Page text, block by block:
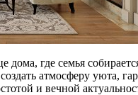
дома, где семья
атмосферу уюта,
и вечной